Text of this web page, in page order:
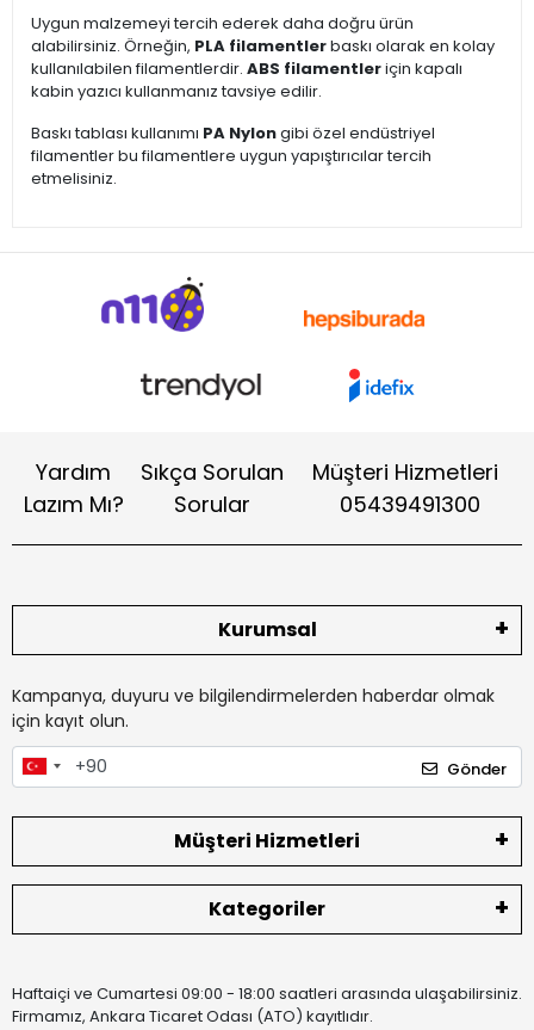
Uygun malzemeyi tercih ederek daha doğru ürün
alabilirsiniz. Örneğin, PLA filamentlerbaskı olarak en kolay
kullanılabilen filamentlerdir. ABS filamentleriçin kapalı
kabin yazıcı kullanmanız tavsiye edilir.
Baskı tablası kullanımı PA Nylongibi özel endüstriyel
filamentler bu filamentlere uygun yapıştırıcılar tercih
etmelisiniz.
Yardım
Lazım Mı?
Sıkça Sorulan
Sorular
Müşteri Hizmetleri
05439491300
Kurumsal
Kampanya, duyuru ve bilgilendirmelerden haberdar olmak
için kayıt olun.
Gönder
Müşteri Hizmetleri
Kategoriler
Haftaiçi ve Cumartesi 09:00 - 18:00 saatleri arasında ulaşabilirsiniz.
Firmamız, Ankara Ticaret Odası (ATO) kayıtlıdır.